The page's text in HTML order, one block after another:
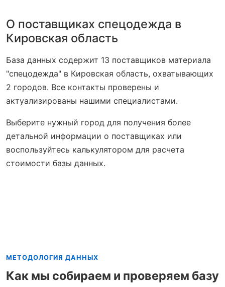
О поставщиках спецодежда в
Кировская область
База данных содержит 13 поставщиков материала
"спецодежда" в Кировская область, охватывающих
2 городов. Все контакты проверены и
актуализированы нашими специалистами.
Выберите нужный город для получения более
детальной информации о поставщиках или
воспользуйтесь калькулятором для расчета
стоимости базы данных.
МЕТОДОЛОГИЯ ДАННЫХ
Как мы собираем и проверяем базу